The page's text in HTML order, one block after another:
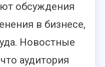
обсуждения
в бизнесе,
Новостные
аудитория